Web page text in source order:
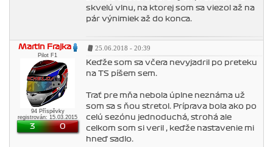
skvelú vlnu, na ktorej som sa viezol až na
pár výnimiek až do konca.
Martin Frajka
Pilot F1
94 Příspěvky
registrován: 15.03.2015
3 0
25.06.2018 - 20:39
Keďže som sa včera nevyjadril po preteku
na TS píšem sem.
Trať pre mňa nebola úplne neznáma už
som sa s ňou stretol. Príprava bola ako po
celú sezónu jednoduchá, strohá ale
celkom som si veril , keďže nastavenie mi
hneď sadlo.